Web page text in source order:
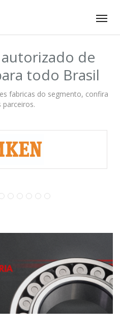
de
todo Brasil
fabricas do segmento, confira
parceiros.